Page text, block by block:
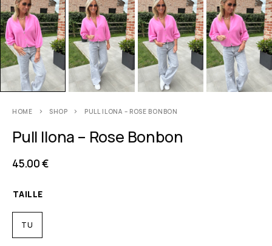
HOME SHOP PULL ILONA – ROSE BONBON
Pull Ilona – Rose Bonbon
45.00€
TAILLE
TU